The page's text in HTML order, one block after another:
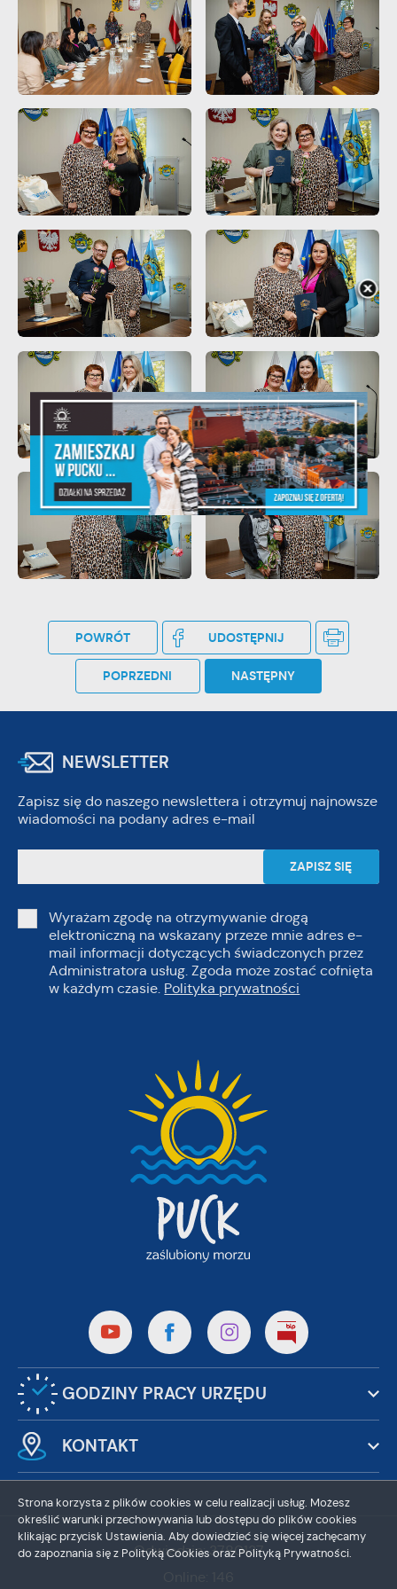
POWRÓT UDOSTĘPNIJ
POPRZEDNI NASTĘPNY
NEWSLETTER
Zapisz się do naszego newslettera i otrzymuj najnowsze
wiadomości na podany adres e-mail
Wyrażam zgodę na otrzymywanie drogą
elektroniczną na wskazany przeze mnie adres e-
mail informacji dotyczących świadczonych przez
Administratora usług. Zgoda może zostać cofnięta
w każdym czasie. Polityka prywatności
GODZINY PRACY URZĘDU
KONTAKT
Odwiedzin: 3780137
Strona korzysta z plików cookies w celu realizacji usług. Możesz
określić warunki przechowywania lub dostępu do plików cookies
klikając przycisk Ustawienia. Aby dowiedzieć się więcej zachęcamy
do zapoznania się z Polityką Cookies oraz Polityką Prywatności.
Promocyjne pliki cookies służą do prezentowania Ci naszych
komunikatów na podstawie analizy Twoich upodobań oraz
Twoich zwyczajów dotyczących przeglądanej witryny
internetowej. Treści promocyjne mogą pojawić się na
partnerami oraz innych dostawców usług. Firmy te działają w
charakterze pośredników prezentujących nasze treści w
postaci wiadomości, ofert, komunikatów mediów
społecznościowych.
Więcej